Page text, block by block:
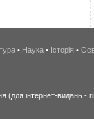
• Наука • Історія •
(для інтернет-видань -